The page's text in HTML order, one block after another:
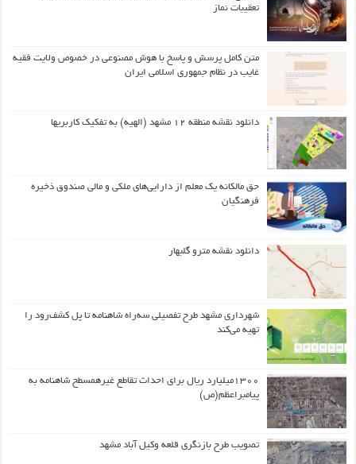
تعقیبات نماز
متن کامل پرسش و پاسخ با هوش مصنوعی در خصوص ولایت فقیه
غایب در نظام جمهوری اسلامی ایران
دانلود نقشه منطقه ۱۲ مشهد (الهیه) به تفکیک کاربریها
حق مالکانه یک معلم از دارایی‌های ملکی و مالی صندوق ذخیره
فرهنگیان
دانلود نقشه مترو گلبهار
شهرداری مشهد طرح تفصیلی سه‌راه شاهنامه تا پل کشف‌رود را
تهیه می‌کند
۱۳۰۰میلیارد ریال برای احداث تقاطع غیرهمسطح شاهنامه به
پیامبراعظم(ص)
تصویب طرح بازنگری قلعه وکیل آباد مشهد